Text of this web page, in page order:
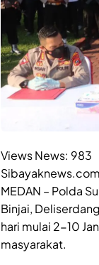
Views News: 983
Sibayaknews.com
MEDAN – Polda
Binjai,
hari mulai 2-10
masyarakat.